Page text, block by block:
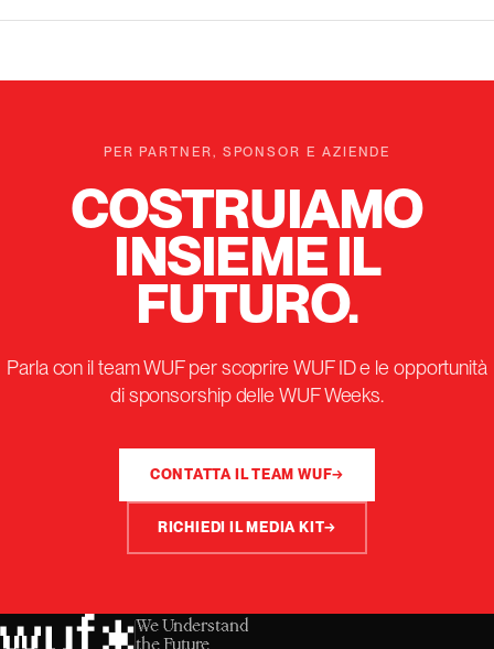
PER PARTNER, SPONSOR E AZIENDE
COSTRUIAMO
INSIEME IL
FUTURO.
Parla con il team WUF per scoprire WUF ID e le opportunità
di sponsorship delle WUF Weeks.
CONTATTA IL TEAM WUF→
RICHIEDI IL MEDIA KIT→
We Understand
the Future